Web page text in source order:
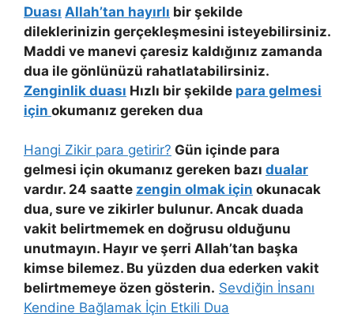
Duası Allah’tan hayırlı bir şekilde
dileklerinizin gerçekleşmesini isteyebilirsiniz.
Maddi ve manevi çaresiz kaldığınız zamanda
dua ile gönlünüzü rahatlatabilirsiniz.
Zenginlik duası Hızlı bir şekilde para gelmesi
için okumanız gereken dua
Hangi Zikir para getirir? Gün içinde para
gelmesi için okumanız gereken bazı dualar
vardır. 24 saatte zengin olmak için okunacak
dua, sure ve zikirler bulunur. Ancak duada
vakit belirtmemek en doğrusu olduğunu
unutmayın. Hayır ve şerri Allah’tan başka
kimse bilemez. Bu yüzden dua ederken vakit
belirtmemeye özen gösterin. Sevdiğin İnsanı
Kendine Bağlamak İçin Etkili Dua